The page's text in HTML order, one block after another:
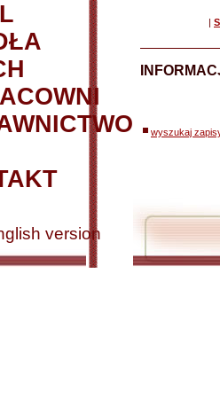
version
|
wyszukaj